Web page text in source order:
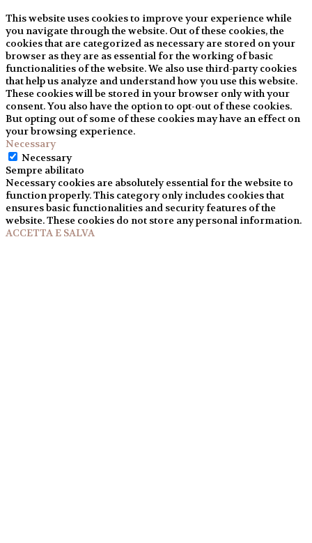
This website uses cookies to improve your experience while
you navigate through the website. Out of these cookies, the
cookies that are categorized as necessary are stored on your
browser as they are as essential for the working of basic
functionalities of the website. We also use third-party cookies
that help us analyze and understand how you use this website.
These cookies will be stored in your browser only with your
consent. You also have the option to opt-out of these cookies.
But opting out of some of these cookies may have an effect on
your browsing experience.
Necessary
Necessary
Sempre abilitato
Necessary cookies are absolutely essential for the website to
function properly. This category only includes cookies that
ensures basic functionalities and security features of the
website. These cookies do not store any personal information.
ACCETTA E SALVA